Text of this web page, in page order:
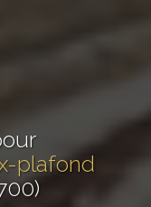
plafond